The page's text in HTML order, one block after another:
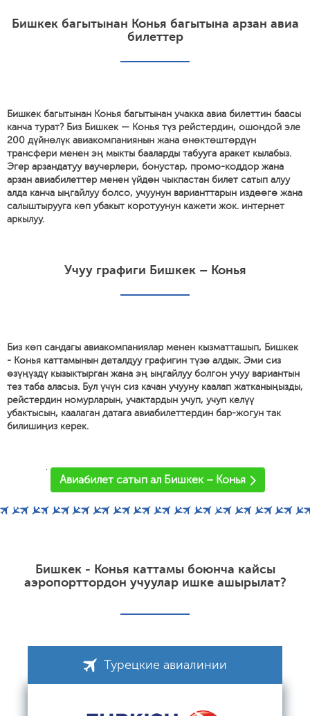
Бишкек багытынан Конья багытына арзан авиа
билеттер
Бишкек багытынан Конья багытынан учакка авиа билеттин баасы
канча турат? Биз Бишкек — Конья түз рейстердин, ошондой эле
200 дүйнөлүк авиакомпаниянын жана өнөктөштөрдүн
трансфери менен эң мыкты бааларды табууга аракет кылабыз.
Эгер арзандатуу ваучерлери, бонустар, промо-коддор жана
арзан авиабилеттер менен үйдөн чыкпастан билет сатып алуу
алда канча ыңгайлуу болсо, учуунун варианттарын издөөгө жана
салыштырууга көп убакыт коротуунун кажети жок. интернет
аркылуу.
Учуу графиги Бишкек – Конья
Биз көп сандагы авиакомпаниялар менен кызматташып, Бишкек
- Конья каттамынын деталдуу графигин түзө алдык. Эми сиз
өзүңүздү кызыктырган жана эң ыңгайлуу болгон учуу вариантын
тез таба аласыз. Бул үчүн сиз качан учууну каалап жатканыңызды,
рейстердин номурларын, учактардын учуп, учуп келүү
убактысын, каалаган датага авиабилеттердин бар-жогун так
билишиңиз керек.
'
Авиабилет сатып ал Бишкек – Конья
Бишкек - Конья каттамы боюнча кайсы
аэропорттордон учуулар ишке ашырылат?
Турецкие авиалинии